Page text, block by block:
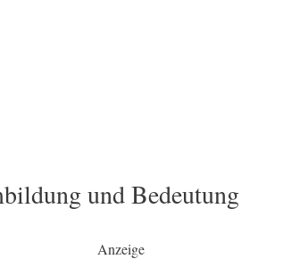
und Bedeutung
Anzeige